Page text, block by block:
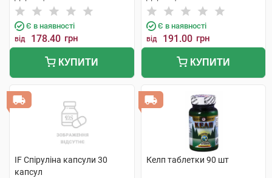
Є в наявності
від 178.40 грн
КУПИТИ
Є в наявності
від 191.00 грн
КУПИТИ
IF Спіруліна капсули 30
капсул
Келп таблетки 90 шт